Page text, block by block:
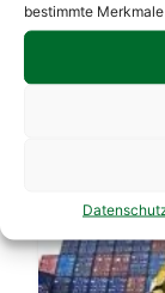
bestimmte